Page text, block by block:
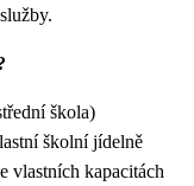
škola)
školní jídelně
vlastních kapacitách